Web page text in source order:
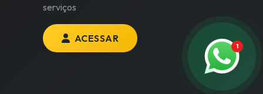
serviços
ACESSAR
1